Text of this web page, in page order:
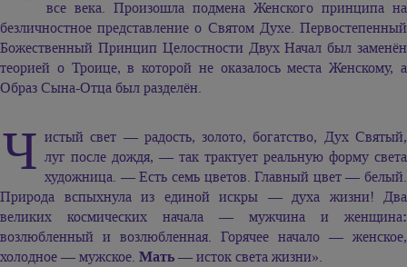
все века. Произошла подмена Женского принципа на
безличностное представление о Святом Духе. Первостепенный
Божественный Принцип Целостности Двух Начал был заменён
теорией о Троице, в которой не оказалось места Женскому, а
Образ Сына-Отца был разделён.
Ч истый свет — радость, золото, богатство, Дух Святый,
луг после дождя, — так трактует реальную форму света
художница. — Есть семь цветов. Главный цвет — белый.
Природа вспыхнула из единой искры — духа жизни! Два
великих космических начала — мужчина и женщина:
возлюбленный и возлюбленная. Горячее начало — женское,
холодное — мужское. Мать— исток света жизни».